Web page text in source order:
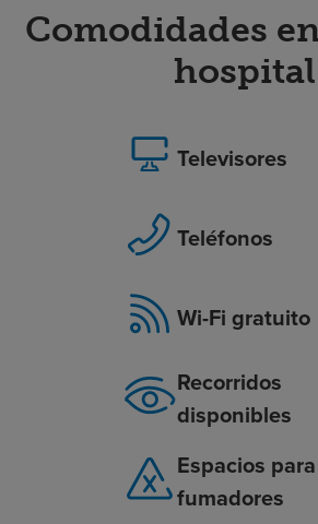
Comodidades
hospital
Televisores
Teléfonos
Wi-Fi gratuito
Recorridos
disponibles
Espacios
fumadores